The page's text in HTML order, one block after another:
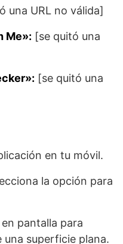
una URL no válida]
Me»: [se quitó una
[se quitó una
en tu móvil.
la opción para
pantalla para
una superficie plana.